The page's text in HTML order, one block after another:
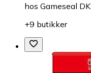
hos Gameseal DK
+9 butikker